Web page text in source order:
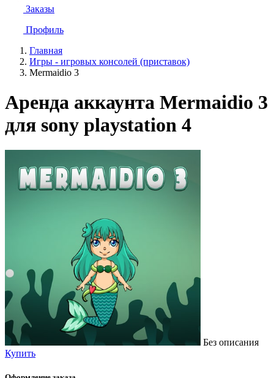
Заказы
Профиль
Главная
Игры - игровых консолей (приставок)
Mermaidio 3
Аренда аккаунта Mermaidio 3
для sony playstation 4
Без описания
Купить